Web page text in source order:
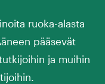
ruoka-alasta
pääsevät
ja muihin